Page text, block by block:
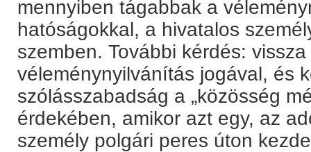
mennyiben tágabbak a
hatóságokkal, a hivatalos
szemben. További kérdés:
véleménynyilvánítás jogával, és
szólásszabadság a „közösség
érdekében, amikor azt egy, az
személy polgári peres úton